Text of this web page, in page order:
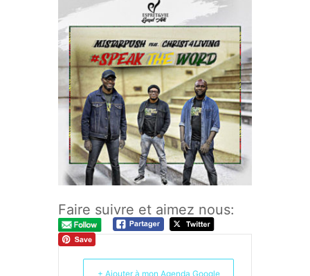
Faire suivre et aimez nous:
+ Ajouter à mon Agenda Google